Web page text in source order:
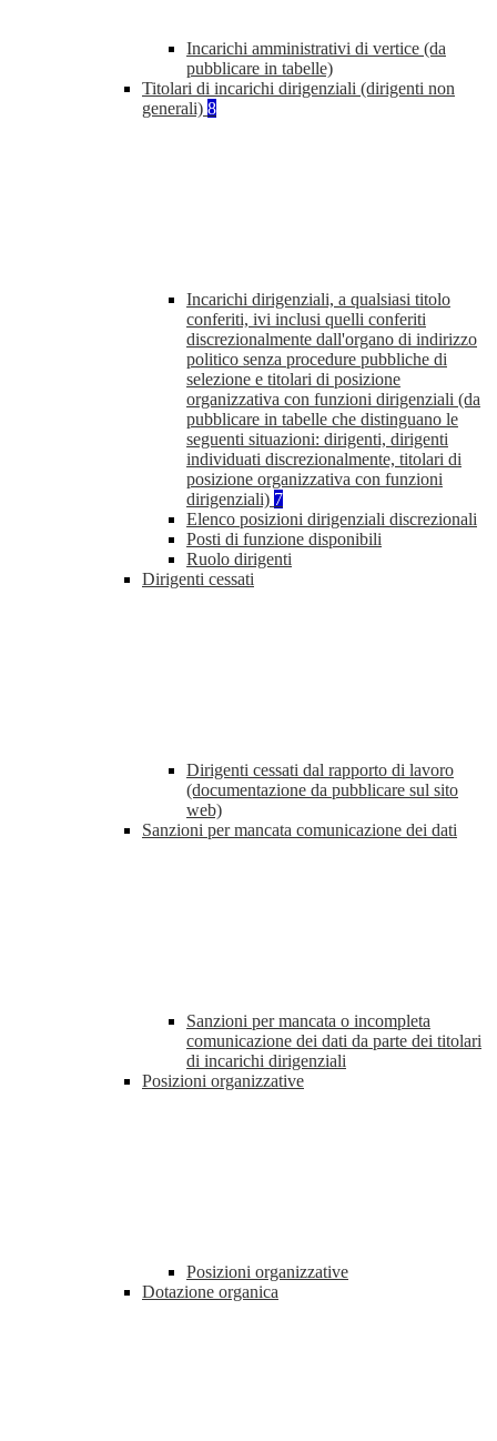
Incarichi amministrativi di vertice (da
pubblicare in tabelle)
Titolari di incarichi dirigenziali (dirigenti non
generali) 8
Incarichi dirigenziali, a qualsiasi titolo
conferiti, ivi inclusi quelli conferiti
discrezionalmente dall'organo di indirizzo
politico senza procedure pubbliche di
selezione e titolari di posizione
organizzativa con funzioni dirigenziali (da
pubblicare in tabelle che distinguano le
seguenti situazioni: dirigenti, dirigenti
individuati discrezionalmente, titolari di
posizione organizzativa con funzioni
dirigenziali) 7
Elenco posizioni dirigenziali discrezionali
Posti di funzione disponibili
Ruolo dirigenti
Dirigenti cessati
Dirigenti cessati dal rapporto di lavoro
(documentazione da pubblicare sul sito
web)
Sanzioni per mancata comunicazione dei dati
Sanzioni per mancata o incompleta
comunicazione dei dati da parte dei titolari
di incarichi dirigenziali
Posizioni organizzative
Posizioni organizzative
Dotazione organica